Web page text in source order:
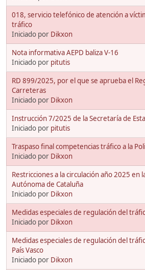
018, servicio telefónico de atención a
tráfico
Iniciado por Dikxon
Nota informativa AEPD baliza V-16
Iniciado por pitutis
RD 899/2025, por el que se aprueba el
Carreteras
Iniciado por Dikxon
Instrucción 7/2025 de la Secretaría de
Iniciado por pitutis
Traspaso final competencias tráfico a la
Iniciado por Dikxon
Restricciones a la circulación año 2025 en
Autónoma de Cataluña
Iniciado por Dikxon
Medidas especiales de regulación del
Iniciado por Dikxon
Medidas especiales de regulación del
País Vasco
Iniciado por Dikxon